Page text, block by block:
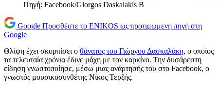
Πηγή: Facebook/Giorgos Daskalakis B
Google Προσθέστε το ENIKOS ως προτιμώμενη πηγή στη
Google
Θλίψη έχει σκορπίσει ο θάνατος του Γιώργου Δασκαλάκη, ο οποίος
τα τελευταία χρόνια έδινε μάχη με τον καρκίνο. Την δυσάρεστη
είδηση γνωστοποίησε, μέσω μιας ανάρτησής του στο Facebook, ο
γνωστός μουσικοσυνθέτης Νίκος Τερζής.